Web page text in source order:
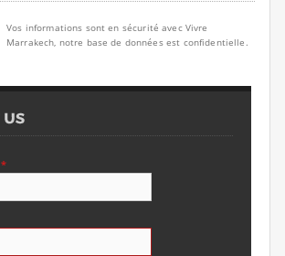
Vos informations sont en sécurité avec Vivre
Marrakech, notre base de données est confidentielle.
*